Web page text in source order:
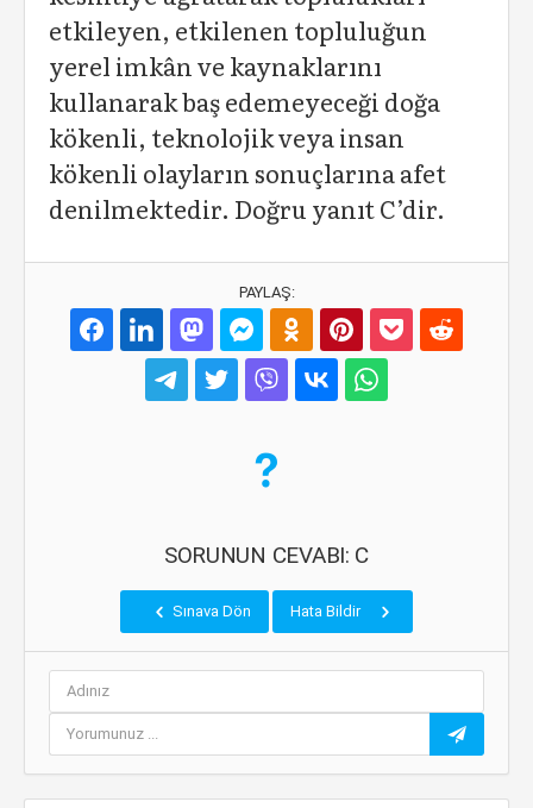
etkileyen, etkilenen topluluğun
yerel imkân ve kaynaklarını
kullanarak baş edemeyeceği doğa
kökenli, teknolojik veya insan
kökenli olayların sonuçlarına afet
denilmektedir. Doğru yanıt C’dir.
PAYLAŞ:
SORUNUN CEVABI: C
Sınava Dön Hata Bildir